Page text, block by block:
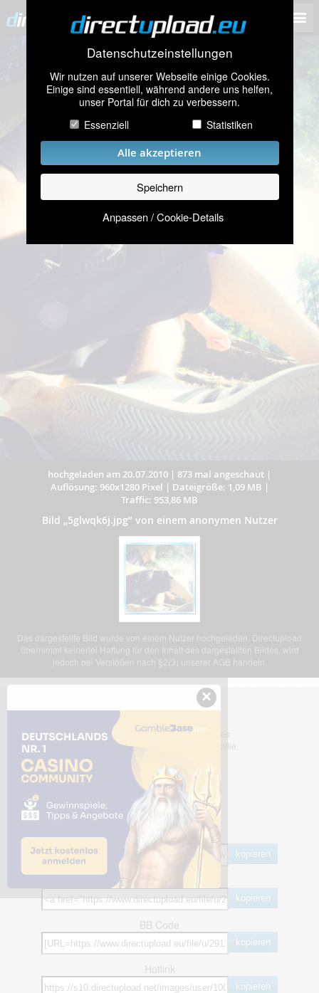
Datenschutzeinstellungen
Wir nutzen auf unserer Webseite einige Cookies.
Einige sind essentiell, während andere uns helfen,
unser Portal für dich zu verbessern.
Essenziell
Statistiken
Alle akzeptieren
Speichern
Anpassen / Cookie-Details
hochgeladen am 20.07.2010 | 873 mal angeschaut |
Auflösung: 960x1280 Pixel | Dateigröße: 1,09 MB |
Traffic: 953,86 MB
Bild „5glwqk6j.jpg” von einem anonymen Nutzer
Das dargestellte Bild wurde von einem Nutzer hochgeladen. Directupload
übernimmt keinerlei Haftung für den Inhalt des dargestellten Bildes, wird
jedoch bei Verstößen nach §2(3) unserer AGB handeln.
Dieses Bild teilen
Dir gefällt dieses Bild? Dann teile es
mit deinen Freunden und deiner Familie.
Share Links
Empfohlen
kopieren
kopieren
BB Code
kopieren
Hotlink
kopieren
×